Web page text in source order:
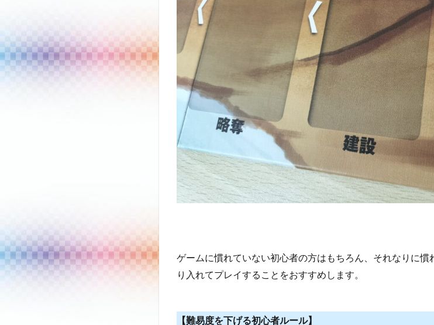
ゲームに慣れていない初心者の方はもちろん、それなりに
り入れてプレイすることをおすすめします。
【難易度を下げる初心者ルール】